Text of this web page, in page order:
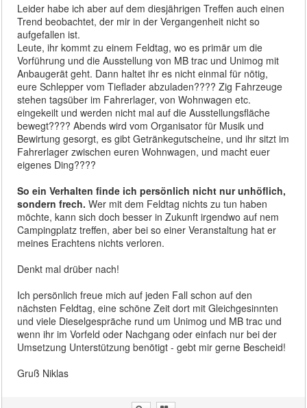
Leider habe ich aber auf dem diesjährigen Treffen auch einen
Trend beobachtet, der mir in der Vergangenheit nicht so
aufgefallen ist.
Leute, ihr kommt zu einem Feldtag, wo es primär um die
Vorführung und die Ausstellung von MB trac und Unimog mit
Anbaugerät geht. Dann haltet ihr es nicht einmal für nötig,
eure Schlepper vom Tieflader abzuladen???? Zig Fahrzeuge
stehen tagsüber im Fahrerlager, von Wohnwagen etc.
eingekeilt und werden nicht mal auf die Ausstellungsfläche
bewegt???? Abends wird vom Organisator für Musik und
Bewirtung gesorgt, es gibt Getränkegutscheine, und ihr sitzt im
Fahrerlager zwischen euren Wohnwagen, und macht euer
eigenes Ding????
So ein Verhalten finde ich persönlich nicht nur unhöflich,
sondern frech. Wer mit dem Feldtag nichts zu tun haben
möchte, kann sich doch besser in Zukunft irgendwo auf nem
Campingplatz treffen, aber bei so einer Veranstaltung hat er
meines Erachtens nichts verloren.
Denkt mal drüber nach!
Ich persönlich freue mich auf jeden Fall schon auf den
nächsten Feldtag, eine schöne Zeit dort mit Gleichgesinnten
und viele Dieselgespräche rund um Unimog und MB trac und
wenn ihr im Vorfeld oder Nachgang oder einfach nur bei der
Umsetzung Unterstützung benötigt - gebt mir gerne Bescheid!
Gruß Niklas